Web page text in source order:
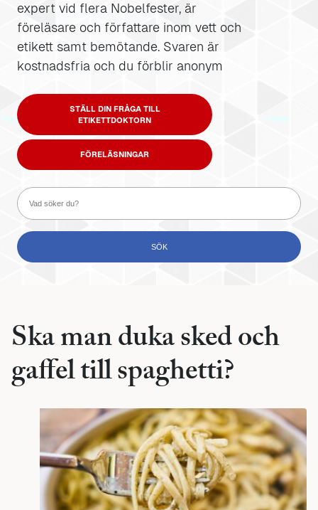
expert vid flera Nobelfester, är
föreläsare och författare inom vett och
etikett samt bemötande. Svaren är
kostnadsfria och du förblir anonym
STÄLL DIN FRÅGA TILL
ETIKETTDOKTORN
FÖRELÄSNINGAR
Ska man duka sked och
gaffel till spaghetti?